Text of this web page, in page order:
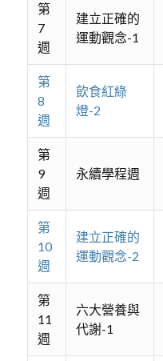
第
7
週
建立正確的
運動觀念-1
第
8
週
飲食紅綠
燈-2
第
9
週
永續學程週
第
10
週
建立正確的
運動觀念-2
第
11
週
六大營養與
代謝-1